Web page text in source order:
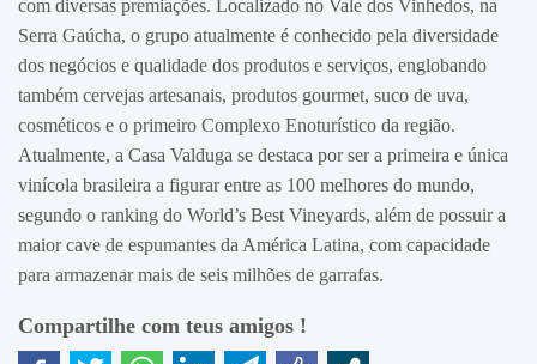
com diversas premiações. Localizado no Vale dos Vinhedos, na
Serra Gaúcha, o grupo atualmente é conhecido pela diversidade
dos negócios e qualidade dos produtos e serviços, englobando
também cervejas artesanais, produtos gourmet, suco de uva,
cosméticos e o primeiro Complexo Enoturístico da região.
Atualmente, a Casa Valduga se destaca por ser a primeira e única
vinícola brasileira a figurar entre as 100 melhores do mundo,
segundo o ranking do World’s Best Vineyards, além de possuir a
maior cave de espumantes da América Latina, com capacidade
para armazenar mais de seis milhões de garrafas.
Compartilhe com teus amigos !